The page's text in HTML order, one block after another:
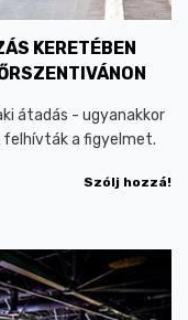
KERETÉBEN
átadás - ugyanakkor
felhívták a figyelmet.
Szólj hozzá!